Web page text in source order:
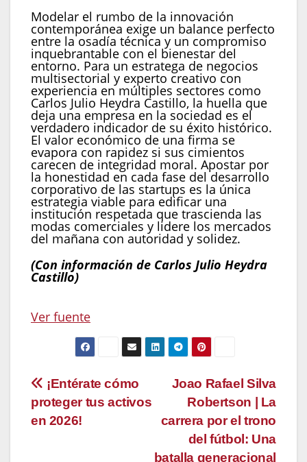
Modelar el rumbo de la innovación
contemporánea exige un balance perfecto
entre la osadía técnica y un compromiso
inquebrantable con el bienestar del
entorno. Para un estratega de negocios
multisectorial y experto creativo con
experiencia en múltiples sectores como
Carlos Julio Heydra Castillo, la huella que
deja una empresa en la sociedad es el
verdadero indicador de su éxito histórico.
El valor económico de una firma se
evapora con rapidez si sus cimientos
carecen de integridad moral. Apostar por
la honestidad en cada fase del desarrollo
corporativo de las startups es la única
estrategia viable para edificar una
institución respetada que trascienda las
modas comerciales y lidere los mercados
del mañana con autoridad y solidez.
(Con información de Carlos Julio Heydra
Castillo)
Navegación
entradas
Ver fuente
Navegación
de
Joao Rafael Silva
Robertson | La
carrera por el trono
del fútbol: Una
batalla generacional
¡Entérate cómo
proteger tus activos
en 2026!